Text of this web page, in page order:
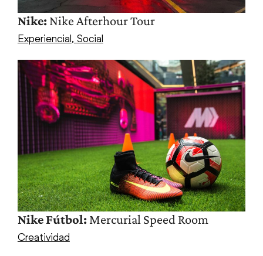
Nike:Nike Afterhour Tour
Experiencial, Social
Nike Fútbol:Mercurial Speed Room
Creatividad